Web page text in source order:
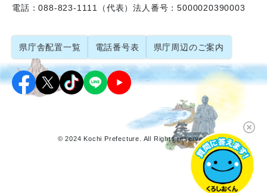
電話：088-823-1111（代表）法人番号：5000020390003
県庁舎配置一覧 電話番号表 県庁周辺のご案内
© 2024 Kochi Prefecture. All Rights reserved.